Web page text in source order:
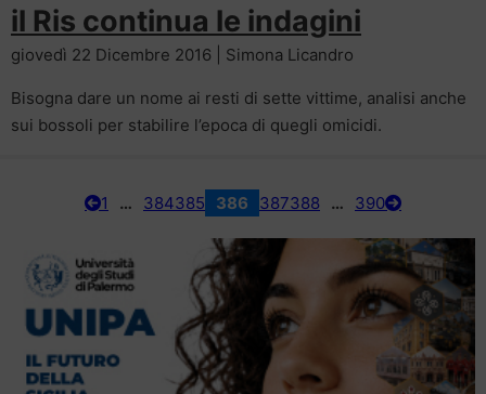
il Ris continua le indagini
giovedì 22 Dicembre 2016 | Simona Licandro
Bisogna dare un nome ai resti di sette vittime, analisi anche
sui bossoli per stabilire l’epoca di quegli omicidi.
1 … 384385 386 387388 … 390